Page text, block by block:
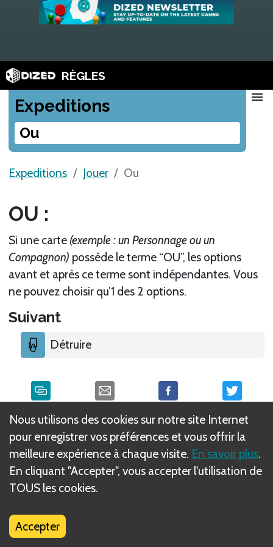
RÈGLES
Expeditions
Ou
menu
Expeditions Jouer Ou
OU :
Si une carte (exemple : un Personnage ou un
Compagnon) possède le terme “OU”, les options
avant et après ce terme sont indépendantes. Vous
ne pouvez choisir qu’1 des 2 options.
Suivant
Détruire
Qu'est-ce que les règles DIZED ?
Nous utilisons des cookies sur notre site Internet
pour enregistrer vos préférences et vous offrir la
meilleure expérience à chaque visite. En savoir plus.
En cliquant "Accepter", vous accepter l'utilisation de
TOUS les cookies.
Accepter